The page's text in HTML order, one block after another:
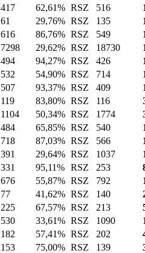
417 62,61% RSZ 516
61 29,76% RSZ 135
616 86,76% RSZ 549
7298 29,62% RSZ 18730
494 94,27% RSZ 426
532 54,90% RSZ 714
507 93,37% RSZ 409
119 83,80% RSZ 116
1104 50,34% RSZ 1774
484 65,85% RSZ 540
718 87,03% RSZ 566
391 29,64% RSZ 1037
331 95,11% RSZ 253
676 55,87% RSZ 792
77 41,62% RSZ 140
225 67,57% RSZ 213
530 33,61% RSZ 1090
182 57,41% RSZ 202
153 75,00% RSZ 139